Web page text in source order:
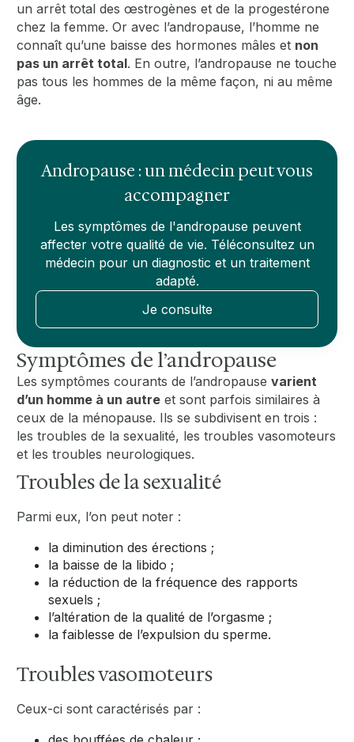
un arrêt total des œstrogènes et de la progestérone
chez la femme. Or avec l’andropause, l’homme ne
connaît qu’une baisse des hormones mâles et non
pas un arrêt total. En outre, l’andropause ne touche
pas tous les hommes de la même façon, ni au même
âge.
Andropause : un médecin peut vous
accompagner
Les symptômes de l'andropause peuvent
affecter votre qualité de vie. Téléconsultez un
médecin pour un diagnostic et un traitement
adapté.
Je consulte
Symptômes de l’andropause
Les symptômes courants de l’andropausevarient
d’un homme à un autre et sont parfois similaires à
ceux de la ménopause. Ils se subdivisent en trois :
les troubles de la sexualité, les troubles vasomoteurs
et les troubles neurologiques.
Troubles de la sexualité
Parmi eux, l’on peut noter :
la diminution des érections ;
la baisse de la libido ;
la réduction de la fréquence des rapports
sexuels ;
l’altération de la qualité de l’orgasme ;
la faiblesse de l’expulsion du sperme.
Troubles vasomoteurs
Ceux-ci sont caractérisés par :